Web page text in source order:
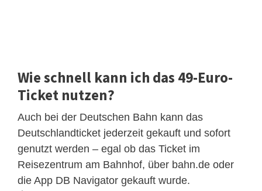
Wie schnell kann ich das 49-Euro-
Ticket nutzen?
Auch bei der Deutschen Bahn kann das
Deutschlandticket jederzeit gekauft und sofort
genutzt werden – egal ob das Ticket im
Reisezentrum am Bahnhof, über bahn.de oder
die App DB Navigator gekauft wurde.